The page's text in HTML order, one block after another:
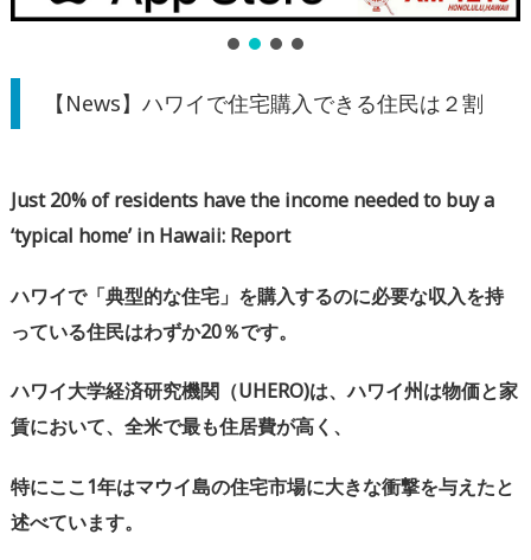
【News】ハワイで住宅購入できる住民は２割
Just 20% of residents have the income needed to buy a
‘typical home’ in Hawaii: Report
ハワイで「典型的な住宅」を購入するのに必要な収入を持
っている住民はわずか20％です。
ハワイ大学経済研究機関（UHERO)は、ハワイ州は物価と家
賃において、全米で最も住居費が高く、
特にここ1年はマウイ島の住宅市場に大きな衝撃を与えたと
述べています。